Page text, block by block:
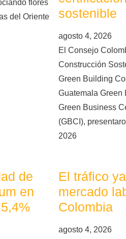
flores
del Oriente
sostenible
agosto 4, 2026
El Consejo
Construcción
Green Building
Guatemala
Green Business
(GBCI),
2026
de
en
El tráfico
mercado
Colombia
agosto 4, 2026